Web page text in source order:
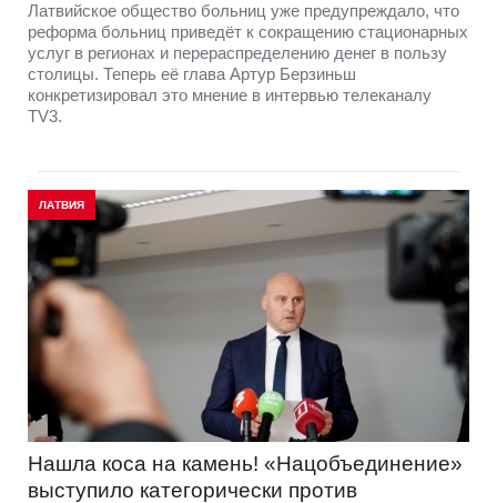
Латвийское общество больниц уже предупреждало, что
реформа больниц приведёт к сокращению стационарных
услуг в регионах и перераспределению денег в пользу
столицы. Теперь её глава Артур Берзиньш
конкретизировал это мнение в интервью телеканалу
TV3.
ЛАТВИЯ
Нашла коса на камень! «Нацобъединение»
выступило категорически против